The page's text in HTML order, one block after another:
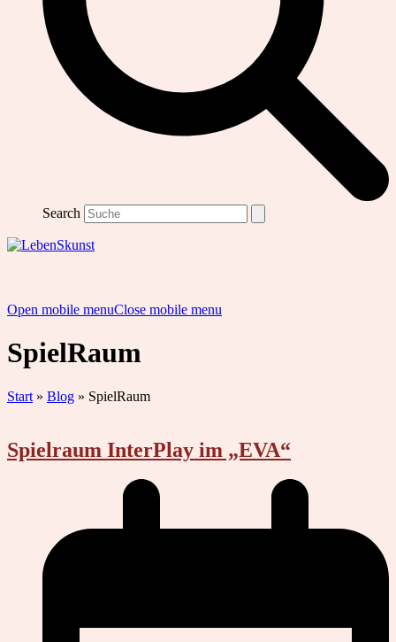
Search
Open mobile menuClose mobile menu
SpielRaum
Start » Blog » SpielRaum
Spielraum InterPlay im „EVA“